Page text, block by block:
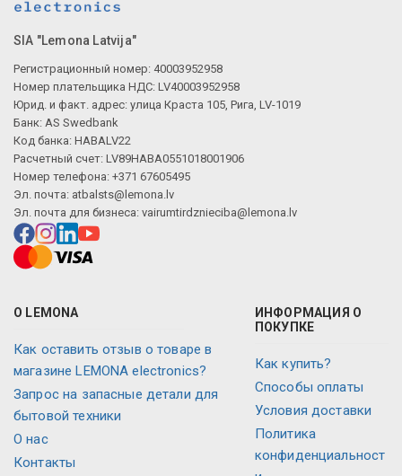
SIA "Lemona Latvija"
Регистрационный номер: 40003952958
Номер плательщика НДС: LV40003952958
Юрид. и факт. адрес: улица Краста 105, Рига, LV-1019
Банк: AS Swedbank
Код банка: HABALV22
Расчетный счет: LV89HABA0551018001906
Номер телефона: +371 67605495
Эл. почта: atbalsts@lemona.lv
Эл. почта для бизнеса: vairumtirdznieciba@lemona.lv
О LEMONA
Как оставить отзыв о товаре в
магазине LEMONA electronics?
Запрос на запасные детали для
бытовой техники
О нас
Контакты
ИНФОРМАЦИЯ О
ПОКУПКЕ
Как купить?
Способы оплаты
Условия доставки
Политика
конфиденциальност